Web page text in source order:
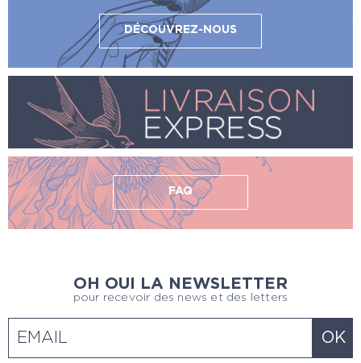
DÉCOUVREZ-NOUS
FAQ
OH OUI LA NEWSLETTER
pour recevoir des news et des letters